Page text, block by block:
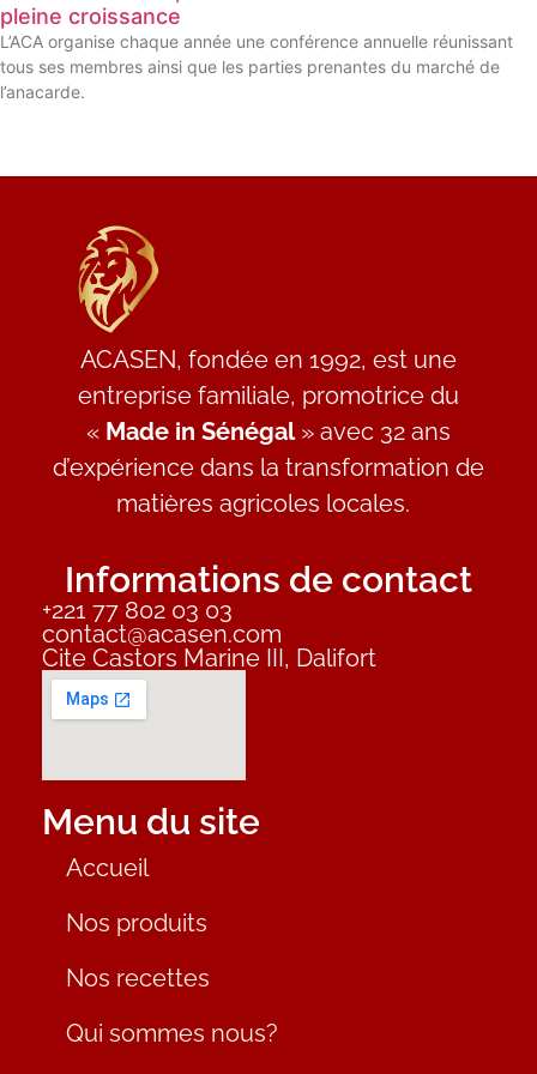
pleine croissance
L’ACA organise chaque année une conférence annuelle réunissant
tous ses membres ainsi que les parties prenantes du marché de
l’anacarde.
ACASEN, fondée en 1992, est une
entreprise familiale, promotrice du
« Made in Sénégal» avec 32 ans
d’expérience dans la transformation de
matières agricoles locales.
Informations de contact
+221 77 802 03 03
contact@acasen.com
Cite Castors Marine III, Dalifort
Menu du site
Accueil
Nos produits
Nos recettes
Qui sommes nous?